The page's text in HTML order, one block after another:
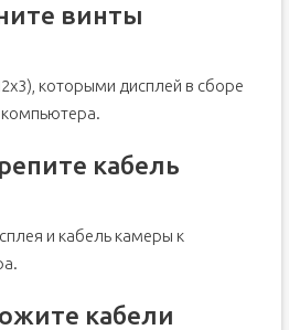
винты
которыми дисплей в сборе
компьютера.
кабель
и кабель камеры к
кабели